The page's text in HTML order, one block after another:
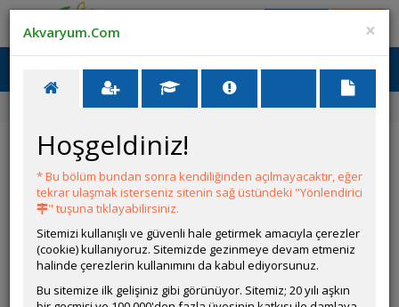
Ana Menü
Akvaryum Tanıtımı Orta Amerika'ya Dönüş
Orta Amerika'ya Dönüş
YANIT YAZ Git
Frkn
Çevrim Dışı
Özel Üye
Gönderim Zamanı:15 Temmuz 2023 16:44
×
Akvaryum.Com
Hoşgeldiniz!
* Bu bölüm bundan sonra kendiliğinden açılmayacaktır, eğer
tekrar ulaşmak isterseniz sitenin sağ üstündeki "Yönlendirici
" tuşuna tıklayabilirsiniz.
Sitemizi kullanışlı ve güvenli hale getirmek amacıyla çerezler
(cookie) kullanıyoruz. Sitemizde gezinmeye devam etmeniz
halinde çerezlerin kullanımını da kabul ediyorsunuz.
Bu sitemize ilk gelişiniz gibi görünüyor. Sitemiz; 20 yılı aşkın